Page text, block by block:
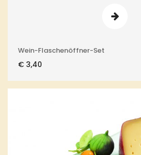
Wein-Flaschenöffner-Set
€ 3,40